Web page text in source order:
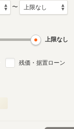
〜
上限なし
残価・据置ローン